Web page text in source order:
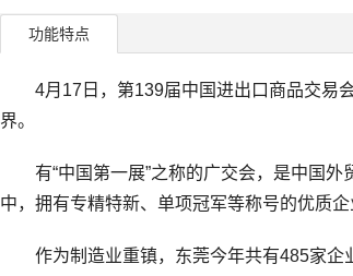
功能特点
4月17日，第139届中国进出口商品交易会
界。
有“中国第一展”之称的广交会，是中国外
中，拥有专精特新、单项冠军等称号的优质
作为制造业重镇，东莞今年共有485家企